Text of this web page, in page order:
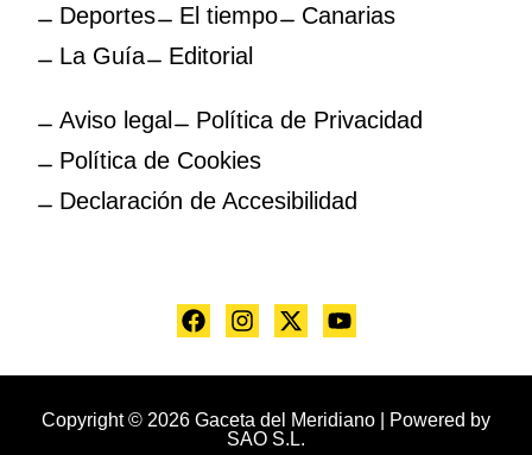
Deportes
El tiempo
Canarias
La Guía
Editorial
Aviso legal
Política de Privacidad
Política de Cookies
Declaración de Accesibilidad
Copyright © 2026 Gaceta del Meridiano | Powered by
SAO S.L.